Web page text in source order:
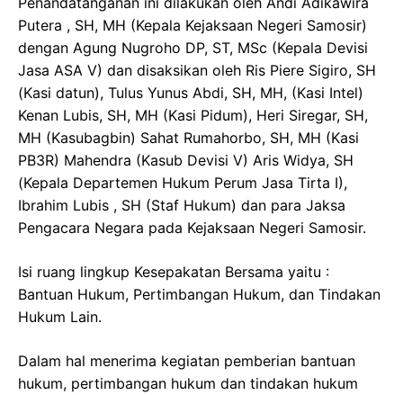
Putera , SH, MH (Kepala Kejaksaan Negeri Samosir)
dengan Agung Nugroho DP, ST, MSc (Kepala Devisi
Jasa ASA V) dan disaksikan oleh Ris Piere Sigiro, SH
(Kasi datun), Tulus Yunus Abdi, SH, MH, (Kasi Intel)
Kenan Lubis, SH, MH (Kasi Pidum), Heri Siregar, SH,
MH (Kasubagbin) Sahat Rumahorbo, SH, MH (Kasi
PB3R) Mahendra (Kasub Devisi V) Aris Widya, SH
(Kepala Departemen Hukum Perum Jasa Tirta I),
Ibrahim Lubis , SH (Staf Hukum) dan para Jaksa
Pengacara Negara pada Kejaksaan Negeri Samosir.
Isi ruang lingkup Kesepakatan Bersama yaitu :
Bantuan Hukum, Pertimbangan Hukum, dan Tindakan
Hukum Lain.
Dalam hal menerima kegiatan pemberian bantuan
hukum, pertimbangan hukum dan tindakan hukum